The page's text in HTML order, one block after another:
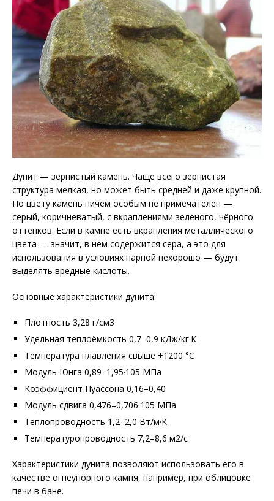
Дунит — зернистый камень. Чаще всего зернистая
структура мелкая, но может быть средней и даже крупной.
По цвету камень ничем особым не примечателен —
серый, коричневатый, с вкраплениями зелёного, чёрного
оттенков. Если в камне есть вкрапления металлического
цвета — значит, в нём содержится сера, а это для
использования в условиях парной нехорошо — будут
выделять вредные кислоты.
Основные характеристики дунита:
Плотность 3,28 г/см3
Удельная теплоёмкость 0,7–0,9 кДж/кг·К
Температура плавления свыше +1200 °C
Модуль Юнга 0,89–1,95·105 МПа
Коэффициент Пуассона 0,16–0,40
Модуль сдвига 0,476–0,706·105 МПа
Теплопроводность 1,2–2,0 Вт/м·К
Температуропроводность 7,2–8,6 м2/с
Характеристики дунита позволяют использовать его в
качестве огнеупорного камня, например, при облицовке
печи в бане.